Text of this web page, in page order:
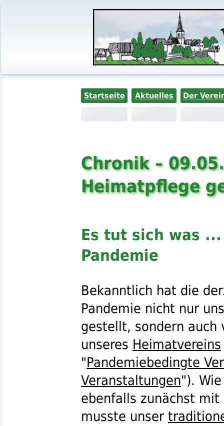
Startseite Aktuelles Der
Chronik –
Heimatpflege
Es tut sich was
Pandemie
Bekanntlich hat die
Pandemie nicht nur
gestellt, sondern auch
unseres Heimatvereins
"Pandemiebedingte
Veranstaltungen").
ebenfalls zunächst
musste unser